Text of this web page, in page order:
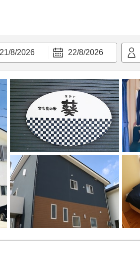
21/8/2026 22/8/2026